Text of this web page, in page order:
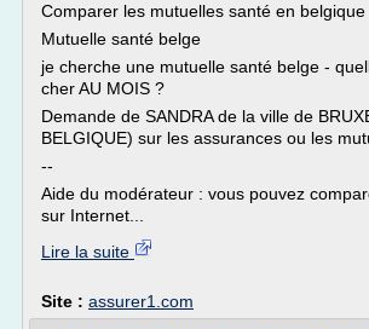
Comparer les mutuelles santé en belgique
Mutuelle santé belge
je cherche une mutuelle santé belge -
cher AU MOIS ?
Demande de SANDRA de la ville de
BELGIQUE) sur les assurances ou les
--
Aide du modérateur : vous pouvez
sur Internet...
Lire la suite
Site : assurer1.com